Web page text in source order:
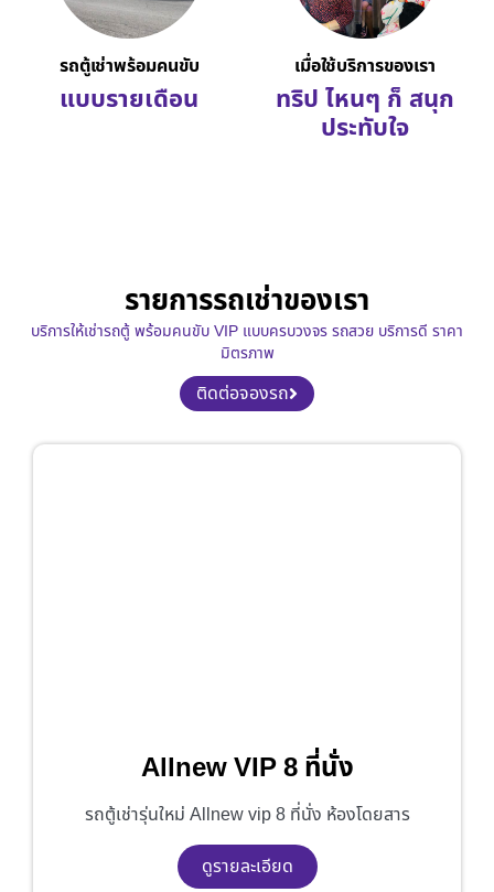
รถตู้เช่าพร้อมคนขับ
แบบรายเดือน
เมื่อใช้บริการของเรา
ทริป ไหนๆ ก็ สนุก
ประทับใจ
รายการรถเช่าของเรา
บริการให้เช่ารถตู้ พร้อมคนขับ VIP แบบครบวงจร รถสวย บริการดี ราคา
มิตรภาพ
ติดต่อจองรถ
Allnew VIP 8 ที่นั่ง
รถตู้เช่ารุ่นใหม่ Allnew vip 8 ที่นั่ง ห้องโดยสาร
ดูรายละเอียด